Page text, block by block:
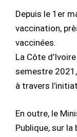
Depuis le 1er
vaccination,
vaccinées.
La Côte
semestre
à travers
En outre, le
Publique, sur